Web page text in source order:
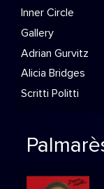
Inner Circle
Gallery
Adrian Gurvitz
Alicia Bridges
Scritti Politti